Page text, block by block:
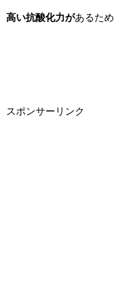
高い抗酸化力があるため
スポンサーリンク